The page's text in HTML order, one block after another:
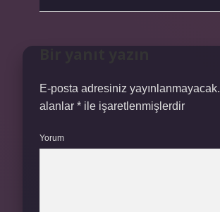
E-posta adresiniz yayınlanmayacak.
alanlar * ile işaretlenmişlerdir
Yorum